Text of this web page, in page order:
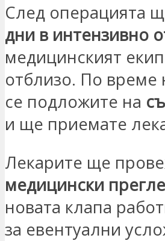
След операцията
дни в интензивно
медицинският
отблизо. По време
се подложите на
и ще приемате
Лекарите ще
медицински
новата клапа
за евентуални